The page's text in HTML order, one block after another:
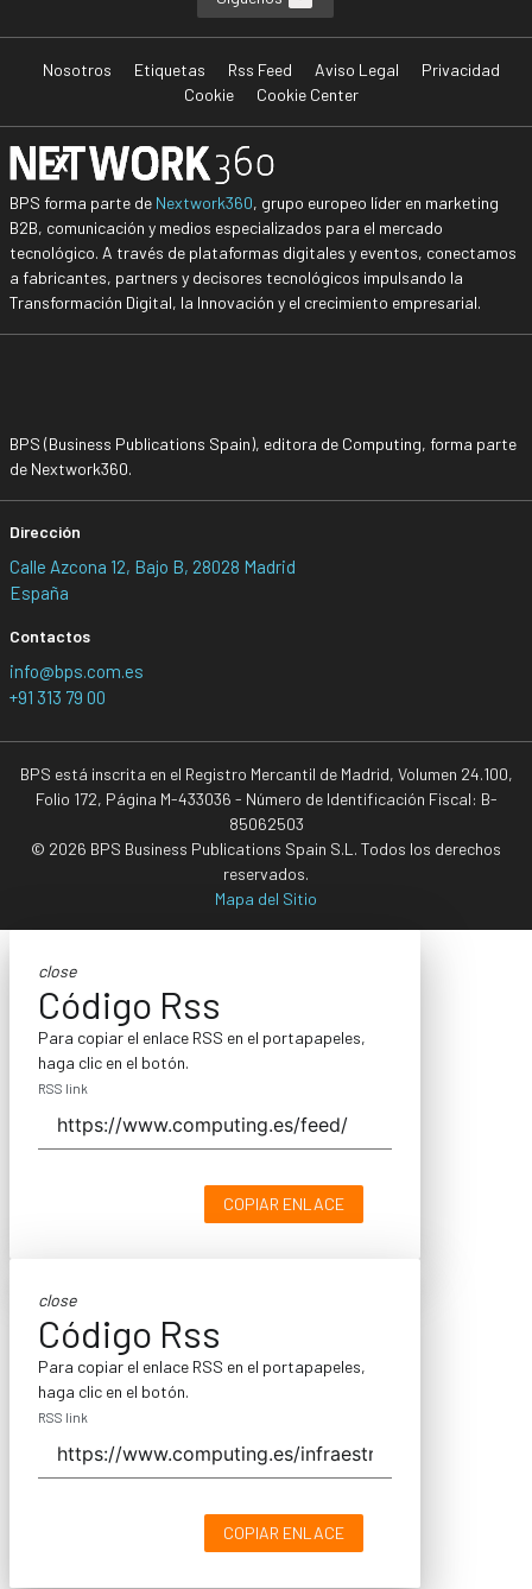
Nosotros Etiquetas Rss Feed Aviso Legal
Privacidad
Cookie
Cookie Center
BPS forma parte de Nextwork360, grupo europeo líder en marketing
B2B, comunicación y medios especializados para el mercado
tecnológico. A través de plataformas digitales y eventos, conectamos
a fabricantes, partners y decisores tecnológicos impulsando la
Transformación Digital, la Innovación y el crecimiento empresarial.
BPS (Business Publications Spain), editora de Computing, forma parte
de Nextwork360.
Dirección
Calle Azcona 12, Bajo B, 28028 Madrid
España
Contactos
info@bps.com.es
+91 313 79 00
BPS está inscrita en el Registro Mercantil de Madrid, Volumen 24.100,
Folio 172, Página M-433036 - Número de Identificación Fiscal: B-
85062503
© 2026 BPS Business Publications Spain S.L. Todos los derechos
reservados.
Mapa del Sitio
close
Código Rss
Para copiar el enlace RSS en el portapapeles,
haga clic en el botón.
RSS link
COPIAR ENLACE
close
Código Rss
Para copiar el enlace RSS en el portapapeles,
haga clic en el botón.
RSS link
COPIAR ENLACE